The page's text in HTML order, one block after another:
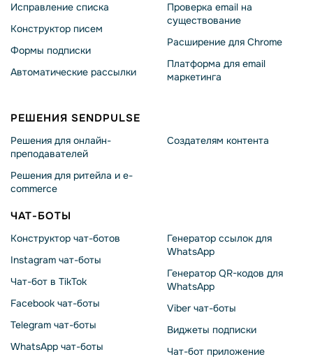
Исправление списка
Конструктор писем
Формы подписки
Автоматические рассылки
Проверка email на
существование
Расширение для Chrome
Платформа для email
маркетинга
РЕШЕНИЯ SENDPULSE
Решения для онлайн-
преподавателей
Решения для ритейла и e-
commerce
Создателям контента
ЧАТ-БОТЫ
Конструктор чат-ботов
Instagram чат-боты
Чат-бот в TikTok
Facebook чат-боты
Telegram чат-боты
WhatsApp чат-боты
Генератор ссылок для
WhatsApp
Генератор QR-кодов для
WhatsApp
Viber чат-боты
Виджеты подписки
Чат-бот приложение